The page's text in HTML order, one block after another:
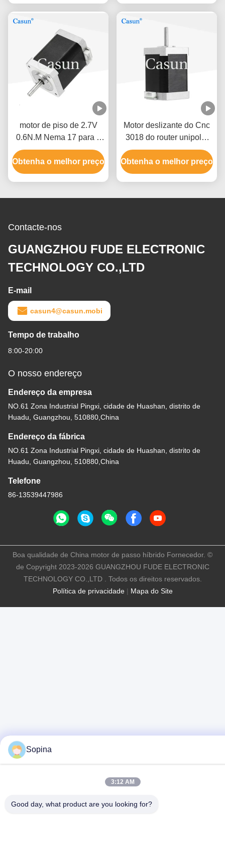
motor de piso de 2.7V
0.6N.M Nema 17 para o
instrumento de medição
de XYZ
Obtenha o melhor preço
Motor deslizante do Cnc
3018 do router unipolar
1.7A 60mm do Cnc do
Nema 17
Obtenha o melhor preço
Contacte-nos
GUANGZHOU FUDE ELECTRONIC
TECHNOLOGY CO.,LTD
E-mail
casun4@casun.mobi
Tempo de trabalho
8:00-20:00
O nosso endereço
Endereço da empresa
NO.61 Zona Industrial Pingxi, cidade de Huashan, distrito de
Huadu, Guangzhou, 510880,China
Endereço da fábrica
NO.61 Zona Industrial Pingxi, cidade de Huashan, distrito de
Huadu, Guangzhou, 510880,China
Telefone
86-13539447986
Política de privacidade| Mapa do Site
Boa qualidade de China motor de passo híbrido Fornecedor. ©
de Copyright 2023-2026 GUANGZHOU FUDE ELECTRONIC
TECHNOLOGY CO.,LTD . Todos os direitos reservados.
Sopina
3:12 AM
Good day, what product are you looking for?